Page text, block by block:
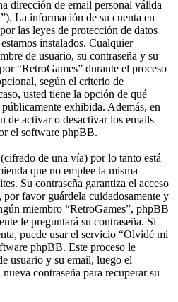
dirección de email personal válida
La información de su cuenta en
las leyes de protección de datos
instalados. Cualquier
de usuario, su contraseña y su
“RetroGames” durante el proceso
según el criterio de
usted tiene la opción de qué
exhibida. Además, en
de activar o desactivar los emails
el software phpBB.
de una vía) por lo tanto está
que no emplee la misma
Su contraseña garantiza el acceso
por favor guárdela cuidadosamente y
miembro “RetroGames”, phpBB
le preguntará su contraseña. Si
puede usar el servicio “Olvidé mi
phpBB. Este proceso le
usuario y su email, luego el
contraseña para recuperar su